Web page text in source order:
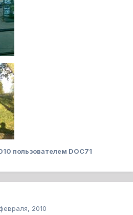
пользователем DOC71
2010